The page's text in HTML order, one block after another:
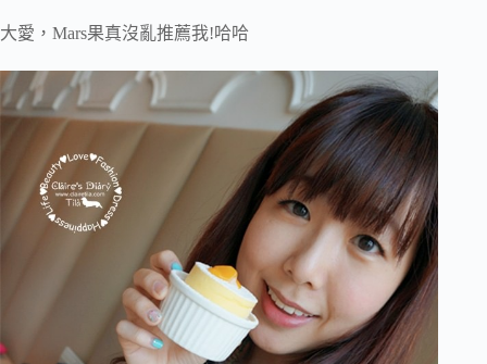
大愛，Mars果真沒亂推薦我!哈哈